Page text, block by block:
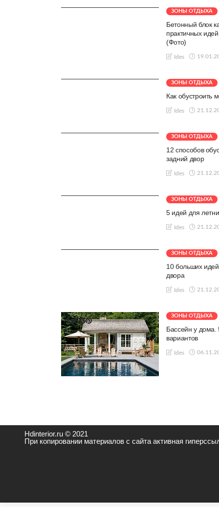
ЗОНЫ ОТДЫХА
Бетонный блок
практичных
(Фото)
Ides
ЗОНЫ ОТДЫХА
Как обустроить
Ides
ЗОНЫ ОТДЫХА
12 способов
задний двор
Ides
ЗОНЫ ОТДЫХА
5 идей для
Ides
ЗОНЫ ОТДЫХА
10 больших
двора
Ides
ЗОНЫ ОТДЫХА
Бассейн у
вариантов
Ides
Hdinterior.ru © 2021
При копировании материалов с сайта активная